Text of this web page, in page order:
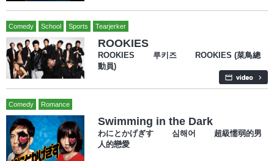
Comedy School Sports Tearjerker
ROOKIES
ROOKIES 루키즈 ROOKIES (菜鳥總
動員)
Comedy Romance
Swimming in the Dark
わにとかげぎす 심해어 超級懦弱的男
人的戀愛